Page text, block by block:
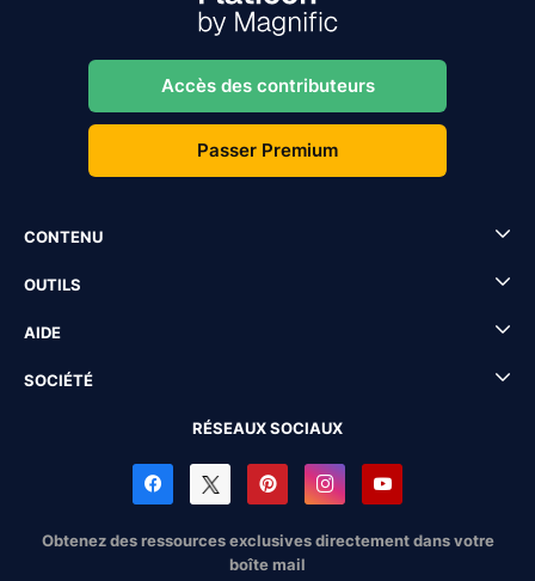
Accès des contributeurs
Passer Premium
CONTENU
OUTILS
AIDE
SOCIÉTÉ
RÉSEAUX SOCIAUX
Obtenez des ressources exclusives directement dans votre
boîte mail